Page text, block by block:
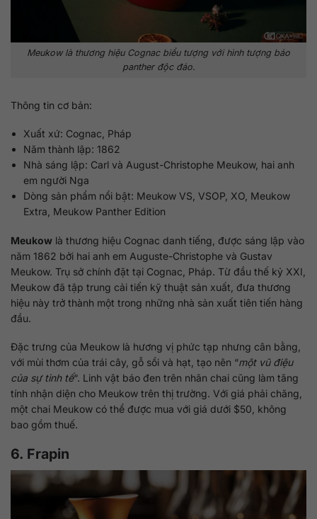
Meukow là thương hiệu Cognac biểu tượng với hình tượng báo
panther độc đáo.
Thông tin cơ bản:
Xuất xứ: Cognac, Pháp
Năm thành lập: 1862
Nhà sáng lập: Carl và August-Christophe Meukow, hai anh
em người Nga
Dòng sản phẩm nổi bật: Meukow VS, VSOP, XO, Meukow
Extra, Meukow Panther Edition
Meukow là thương hiệu Cognac danh tiếng, được sáng lập vào
năm 1862 bởi hai anh em Auguste-Christophe và Gustav
Meukow. Trụ sở chính đặt tại Cognac, Pháp. Từ đầu thế kỷ XXI,
Meukow đã tập trung cải tiến kỹ thuật sản xuất, đưa thương
hiệu này trở thành một trong những nhà sản xuất tiên tiến hàng
đầu.
Đặc trưng của Meukow là hương vị phức tạp nhưng cân bằng,
với mùi thơm của trái cây, gỗ sồi và hạt, tạo nên “một vũ điệu
của sự tinh tế“. Linh vật báo đen trên nhãn chai cũng làm tăng
tính nhận diện cho Meukow trên thị trường. Với giá phải chăng,
một chai Meukow có thể được mua với giá dưới $50, không
bao gồm thuế.
6. Frapin